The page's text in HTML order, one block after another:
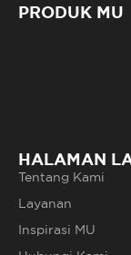
PRODUK MU
HALAMAN
Tentang Kami
Layanan
Inspirasi MU